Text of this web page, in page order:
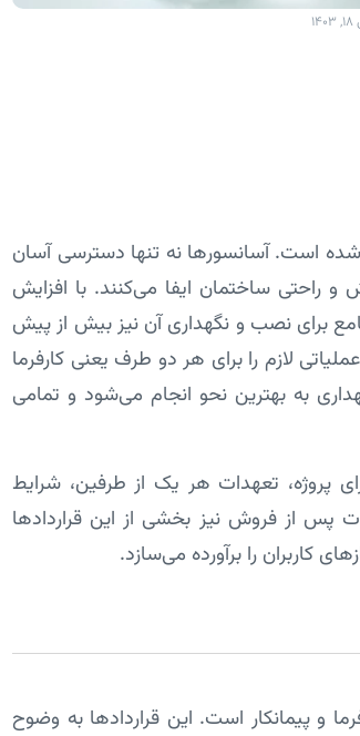
است. آسانسورها نه تنها دسترسی آسان
راحتی ساختمان ایفا می‌کنند. با افزایش
برای نصب و نگهداری آن نیز بیش از پیش
لازم را برای هر دو طرف یعنی کارفرما
به بهترین نحو انجام می‌شود و تمامی
پروژه، تعهدات هر یک از طرفین، شرایط
پس از فروش نیز بخشی از این قراردادها
کاربران را برآورده می‌سازد.
و پیمانکار است. این قراردادها به وضوح